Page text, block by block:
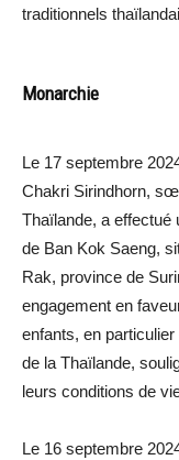
traditionnels
Monarchie
Le 17 septembre
Chakri Sirindhorn,
Thaïlande, a effectué
de Ban Kok Saeng,
Rak, province de
engagement en
enfants, en
de la Thaïlande,
leurs conditions de
Le 16 septembre